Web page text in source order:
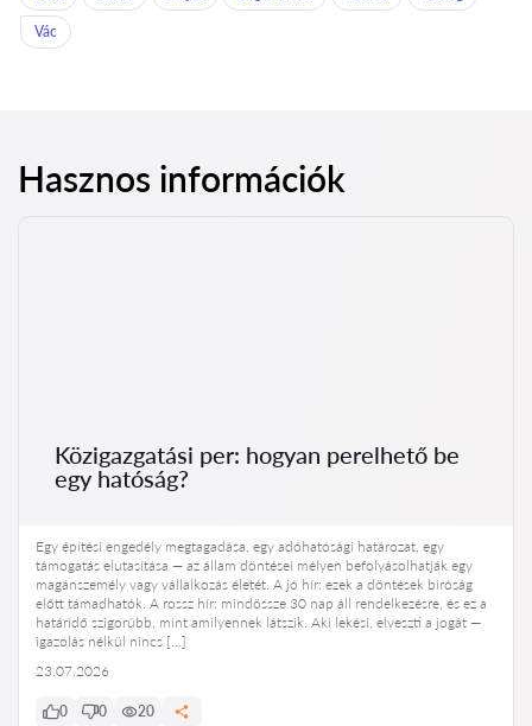
Vác
Hasznos információk
Közigazgatási per: hogyan perelhető be
egy hatóság?
Egy építési engedély megtagadása, egy adóhatósági határozat, egy
támogatás elutasítása — az állam döntései mélyen befolyásolhatják egy
magánszemély vagy vállalkozás életét. A jó hír: ezek a döntések bíróság
előtt támadhatók. A rossz hír: mindössze 30 nap áll rendelkezésre, és ez a
határidő szigorúbb, mint amilyennek látszik. Aki lekési, elveszti a jogát —
igazolás nélkül nincs […]
23.07.2026
0 0 20